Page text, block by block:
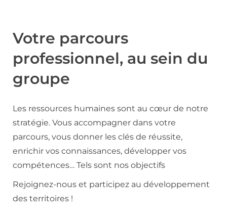
Votre parcours
professionnel, au sein du
groupe
Les ressources humaines sont au cœur de notre
stratégie. Vous accompagner dans votre
parcours, vous donner les clés de réussite,
enrichir vos connaissances, développer vos
compétences… Tels sont nos objectifs
Rejoignez-nous et participez au développement
des territoires !